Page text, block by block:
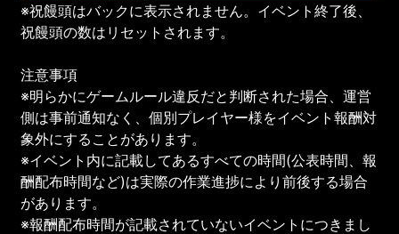
※祝饅頭はバックに表示されません。イベント終了後、
祝饅頭の数はリセットされます。
注意事項
※明らかにゲームルール違反だと判断された場合、運営
側は事前通知なく、個別プレイヤー様をイベント報酬対
象外にすることがあります。
※イベント内に記載してあるすべての時間(公表時間、報
酬配布時間など)は実際の作業進捗により前後する場合
があります。
※報酬配布時間が記載されていないイベントにつきまし